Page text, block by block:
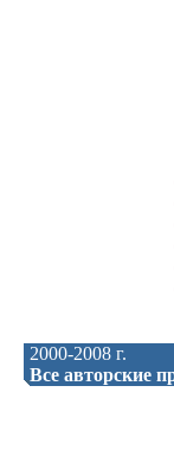
2000-2008 г.
Все авторские